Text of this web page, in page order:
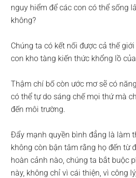
nguy hiểm để các con có thể sống
không?
Chúng ta có kết nối được cả thế
con kho tàng kiến thức khổng lồ
Thậm chí bố còn ước mơ sẽ có
có thể tự do sáng chế mọi thứ mà
đến môi trường.
Đẩy mạnh quyền bình đẳng là làm
không còn bận tâm rằng họ đến từ
hoàn cảnh nào, chúng ta bắt buộc
này, không chỉ vì cái thiện, vì công